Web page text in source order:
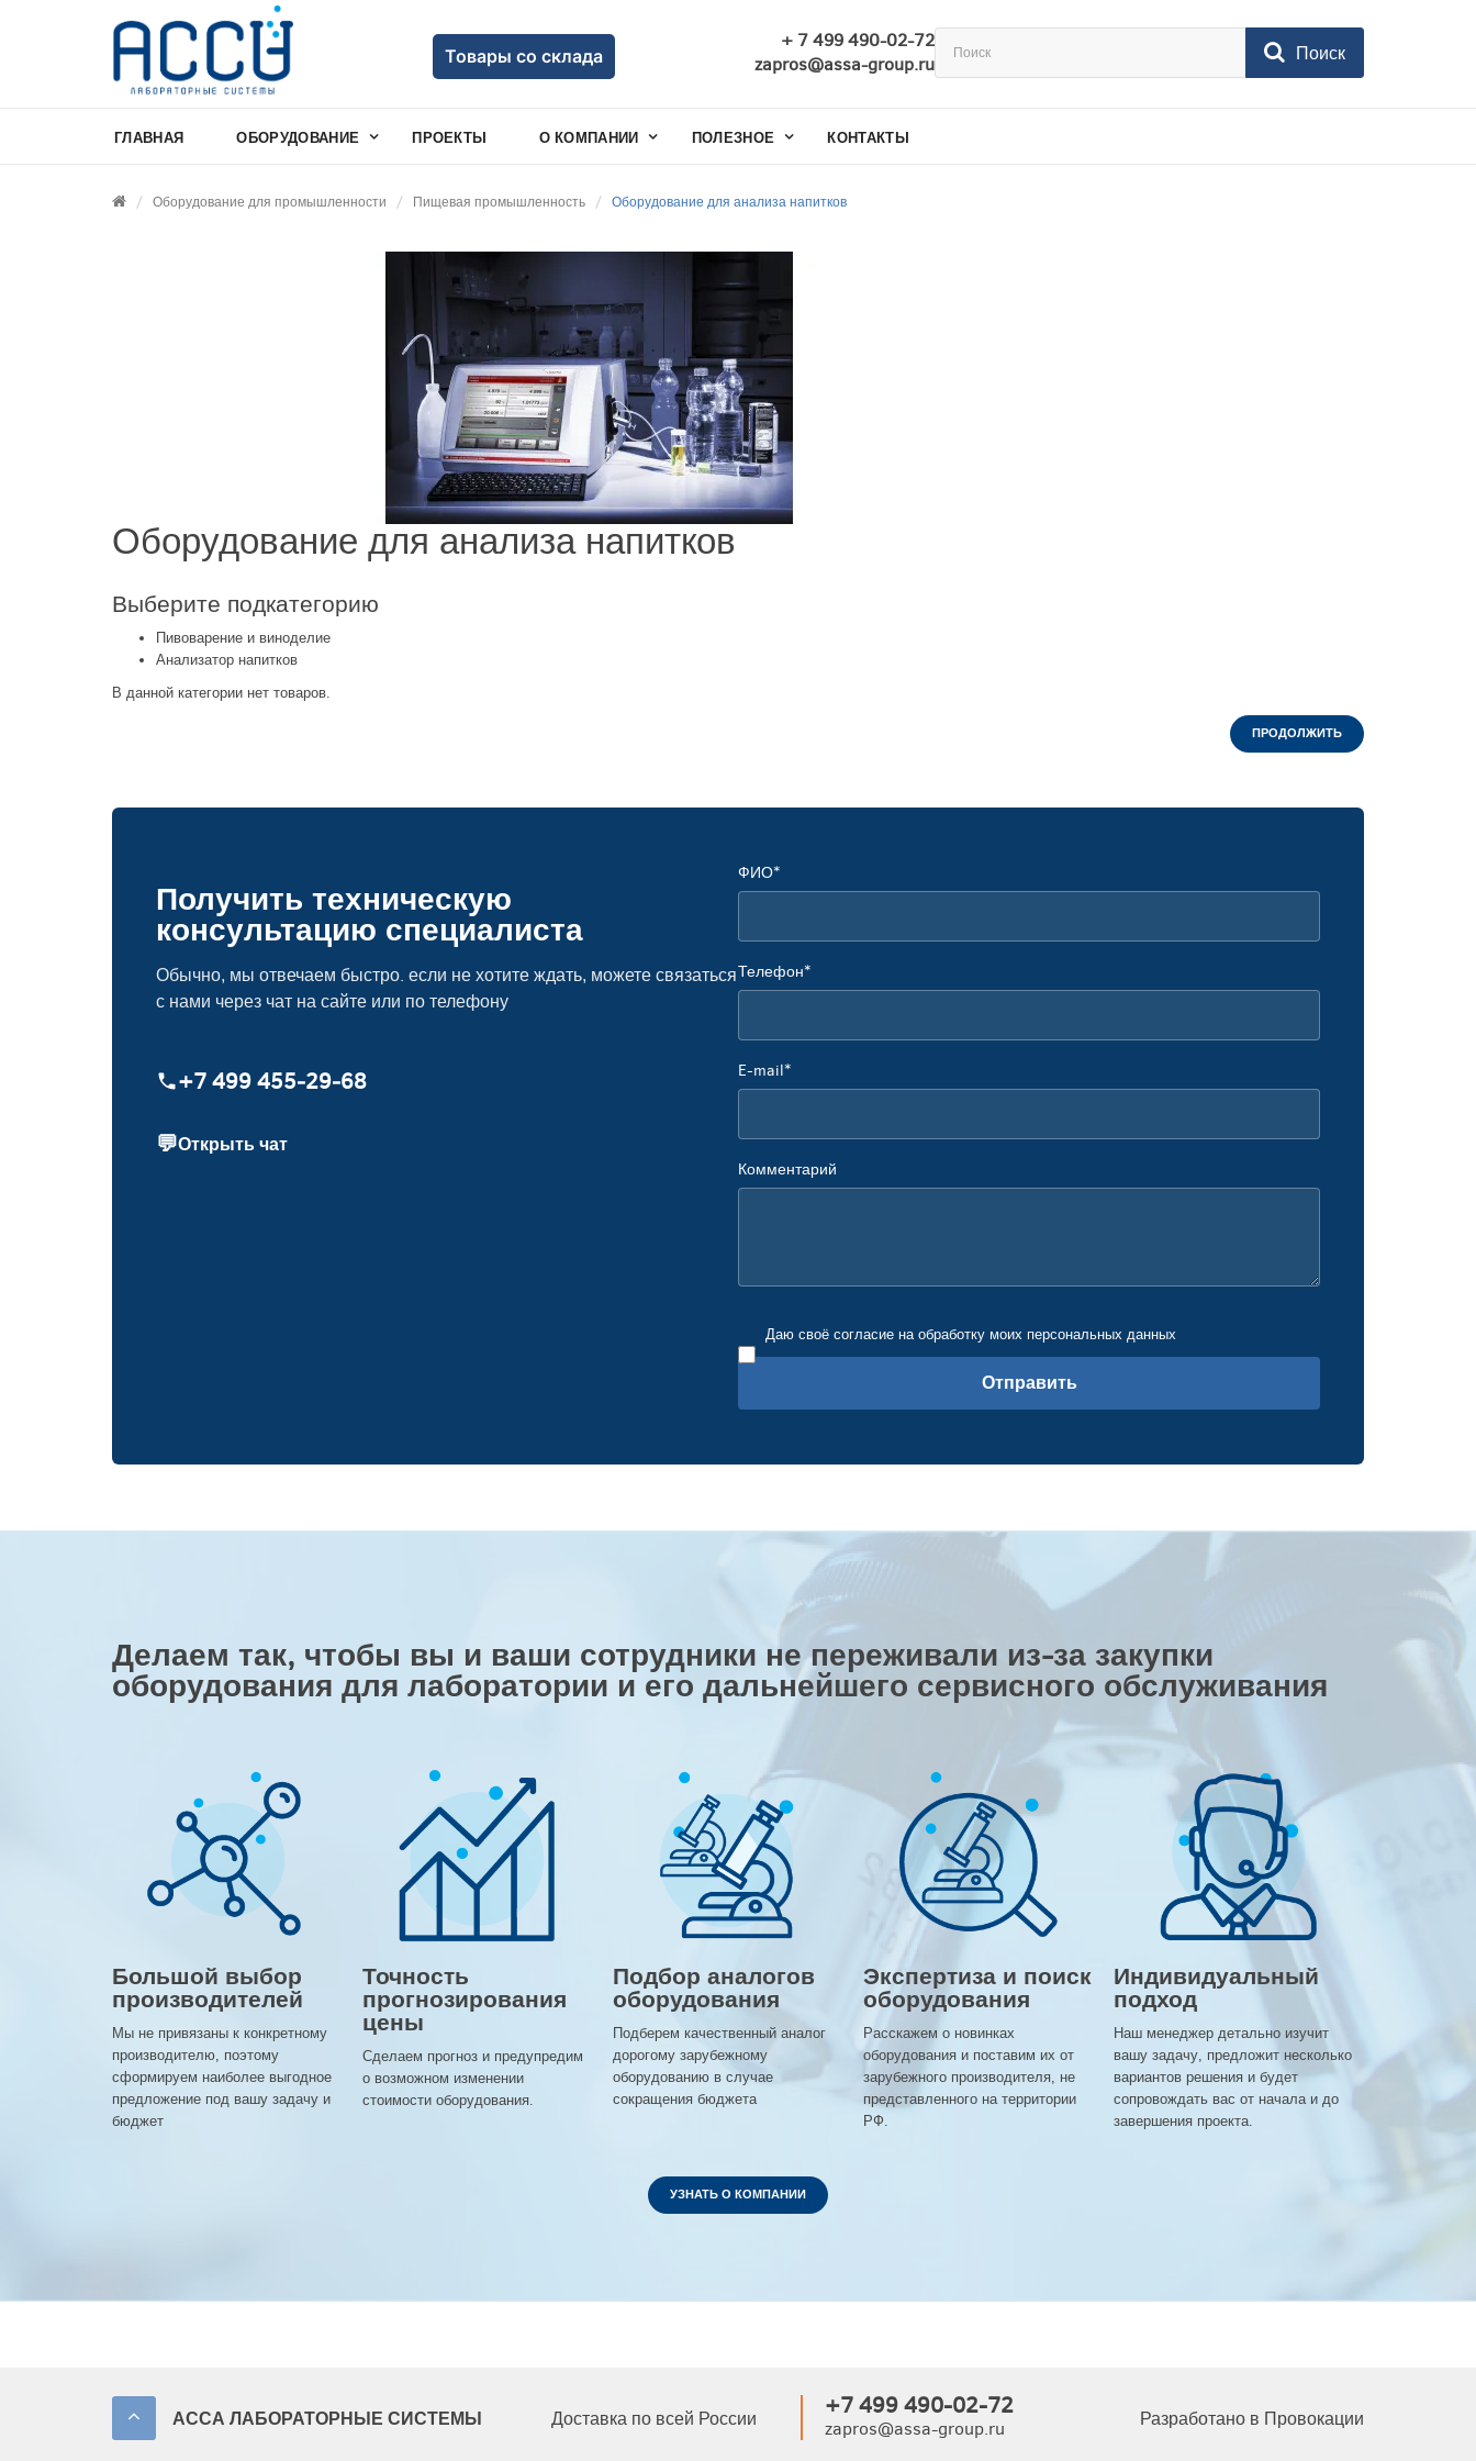
Товары со склада
+ 7 499 490-02-72
zapros@assa-group.ru
Поиск
ГЛАВНАЯ ОБОРУДОВАНИЕ ПРОЕКТЫ О КОМПАНИИ ПОЛЕЗНОЕ КОНТАКТЫ
Оборудование для промышленности Пищевая промышленность Оборудование для анализа напитков
Оборудование для анализа напитков
Выберите подкатегорию
Пивоварение и виноделие
Анализатор напитков
В данной категории нет товаров.
ПРОДОЛЖИТЬ
Получить техническую
консультацию специалиста
Обычно, мы отвечаем быстро. если не хотите ждать, можете связаться
с нами через чат на сайте или по телефону
+7 499 455‑29‑68
💬Открыть чат
ФИО*
Телефон*
E-mail*
Комментарий
Даю своё согласие на обработку моих персональных данных
Отправить
Делаем так, чтобы вы и ваши сотрудники не переживали из-за закупки
оборудования для лаборатории и его дальнейшего сервисного обслуживания
Большой выбор
производителей
Мы не привязаны к конкретному
производителю, поэтому
сформируем наиболее выгодное
предложение под вашу задачу и
бюджет
Точность
прогнозирования
цены
Сделаем прогноз и предупредим
о возможном изменении
стоимости оборудования.
Подбор аналогов
оборудования
Подберем качественный аналог
дорогому зарубежному
оборудованию в случае
сокращения бюджета
Экспертиза и поиск
оборудования
Расскажем о новинках
оборудования и поставим их от
зарубежного производителя, не
представленного на территории
РФ.
Индивидуальный
подход
Наш менеджер детально изучит
вашу задачу, предложит несколько
вариантов решения и будет
сопровождать вас от начала и до
завершения проекта.
УЗНАТЬ О КОМПАНИИ
АССА ЛАБОРАТОРНЫЕ СИСТЕМЫ Доставка по всей России +7 499 490-02-72
zapros@assa-group.ru Разработано в Провокации